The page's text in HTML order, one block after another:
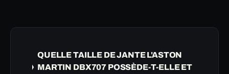
QUELLE TAILLE DE JANTE L'ASTON
MARTIN DBX707 POSSÈDE-T-ELLE ET